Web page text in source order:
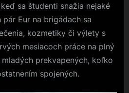
sa študenti snažia nejaké
Eur na brigádach sa
kozmetiky či výlety s
mesiacoch práce na plný
prekvapených, koľko
spojených.